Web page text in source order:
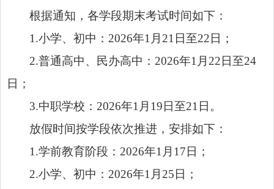
根据通知，各学段期末考试时间如下：
1.小学、初中：2026年1月21日至22日；
2.普通高中、民办高中：2026年1月22日至24
日；
3.中职学校：2026年1月19日至21日。
放假时间按学段依次推进，安排如下：
1.学前教育阶段：2026年1月17日；
2.小学、初中：2026年1月25日；